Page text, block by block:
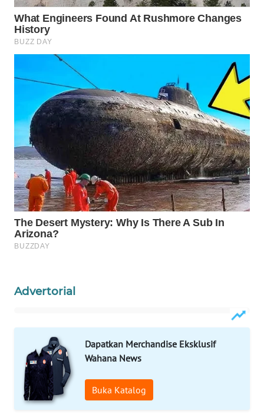
Advertorial
Dapatkan Merchandise Eksklusif
Wahana News
Buka Katalog
KONSUMEN
WAHANA
WAHANA
TRAVEL
WAHANA
WAHANANEWS
ID
WAHANANEWS
CO ID
WAHANA
WAHANA
UMKM
WAHANA
SELEB